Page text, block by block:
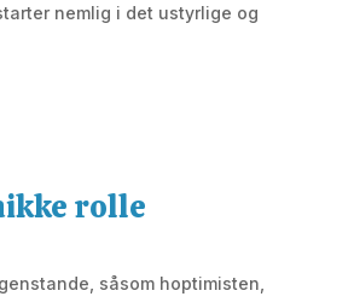
nemlig i det ustyrlige og
rolle
såsom hoptimisten,